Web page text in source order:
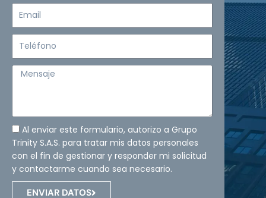
Mensaje
Al enviar este formulario, autorizo a Grupo
Trinity S.A.S. para tratar mis datos personales
con el fin de gestionar y responder mi solicitud
y contactarme cuando sea necesario.
ENVIAR DATOS